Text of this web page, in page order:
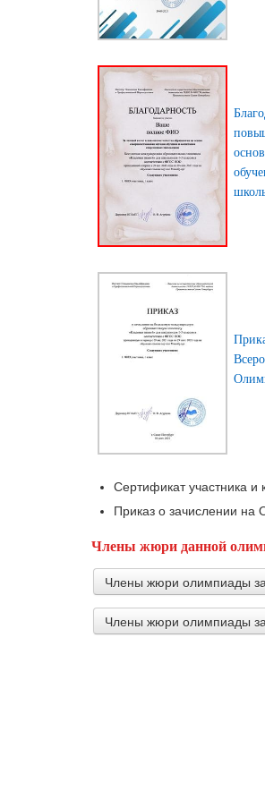
Сертификат участника и
Приказ о зачислении на
Члены жюри данной
Члены жюри олимпиады
Красильникова
Члены жюри олимпиады